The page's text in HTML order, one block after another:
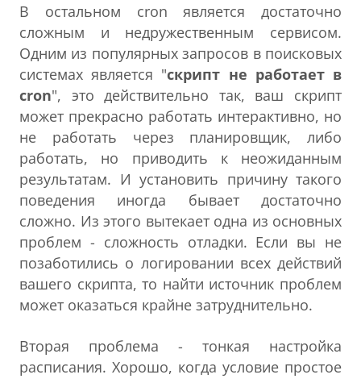
В остальном cron является достаточно
сложным и недружественным сервисом.
Одним из популярных запросов в поисковых
системах является "скрипт не работает в
cron", это действительно так, ваш скрипт
может прекрасно работать интерактивно, но
не работать через планировщик, либо
работать, но приводить к неожиданным
результатам. И установить причину такого
поведения иногда бывает достаточно
сложно. Из этого вытекает одна из основных
проблем - сложность отладки. Если вы не
позаботились о логировании всех действий
вашего скрипта, то найти источник проблем
может оказаться крайне затруднительно.
Вторая проблема - тонкая настройка
расписания. Хорошо, когда условие простое